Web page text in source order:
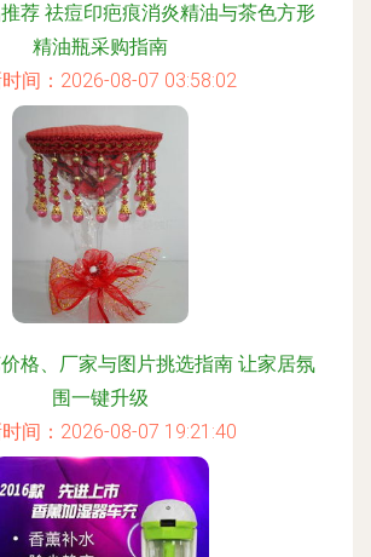
荐 祛痘印疤痕消炎精油与茶色方形
精油瓶采购指南
间：2026-08-07 03:58:02
格、厂家与图片挑选指南 让家居氛
围一键升级
间：2026-08-07 19:21:40